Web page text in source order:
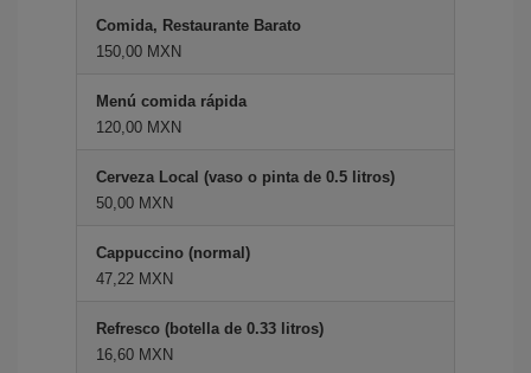
Comida, Restaurante Barato
150,00 MXN
Menú comida rápida
120,00 MXN
Cerveza Local (vaso o pinta de 0.5 litros)
50,00 MXN
Cappuccino (normal)
47,22 MXN
Refresco (botella de 0.33 litros)
16,60 MXN